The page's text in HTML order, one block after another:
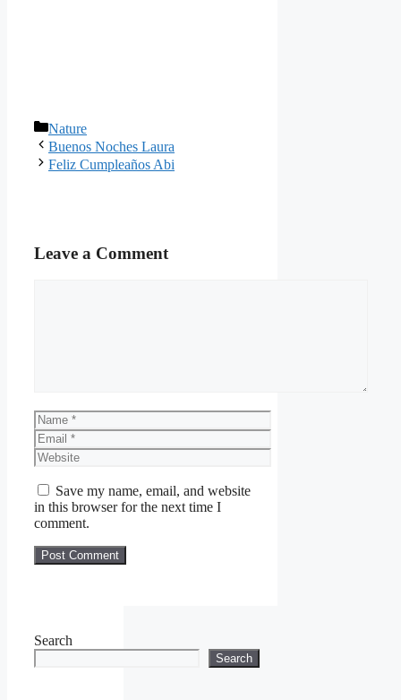
Categories
Nature
Buenos Noches Laura
Feliz Cumpleaños Abi
Leave a Comment
Name
Email
Website
Save my name, email, and website
in this browser for the next time I
comment.
Search
Search